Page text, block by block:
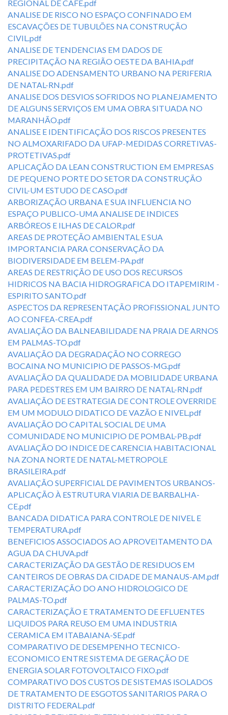
REGIONAL DE CAFE.pdf
ANALISE DE RISCO NO ESPAÇO CONFINADO EM
ESCAVAÇÕES DE TUBULÕES NA CONSTRUÇÃO
CIVIL.pdf
ANALISE DE TENDENCIAS EM DADOS DE
PRECIPITAÇÃO NA REGIÃO OESTE DA BAHIA.pdf
ANALISE DO ADENSAMENTO URBANO NA PERIFERIA
DE NATAL-RN.pdf
ANALISE DOS DESVIOS SOFRIDOS NO PLANEJAMENTO
DE ALGUNS SERVIÇOS EM UMA OBRA SITUADA NO
MARANHÃO.pdf
ANALISE E IDENTIFICAÇÃO DOS RISCOS PRESENTES
NO ALMOXARIFADO DA UFAP-MEDIDAS CORRETIVAS-
PROTETIVAS.pdf
APLICAÇÃO DA LEAN CONSTRUCTION EM EMPRESAS
DE PEQUENO PORTE DO SETOR DA CONSTRUÇÃO
CIVIL-UM ESTUDO DE CASO.pdf
ARBORIZAÇÃO URBANA E SUA INFLUENCIA NO
ESPAÇO PUBLICO-UMA ANALISE DE INDICES
ARBÓREOS E ILHAS DE CALOR.pdf
AREAS DE PROTEÇÃO AMBIENTAL E SUA
IMPORTANCIA PARA CONSERVAÇÃO DA
BIODIVERSIDADE EM BELEM-PA.pdf
AREAS DE RESTRIÇÃO DE USO DOS RECURSOS
HIDRICOS NA BACIA HIDROGRAFICA DO ITAPEMIRIM -
ESPIRITO SANTO.pdf
ASPECTOS DA REPRESENTAÇÃO PROFISSIONAL JUNTO
AO CONFEA-CREA.pdf
AVALIAÇÃO DA BALNEABILIDADE NA PRAIA DE ARNOS
EM PALMAS-TO.pdf
AVALIAÇÃO DA DEGRADAÇÃO NO CORREGO
BOCAINA NO MUNICIPIO DE PASSOS-MG.pdf
AVALIAÇÃO DA QUALIDADE DA MOBILIDADE URBANA
PARA PEDESTRES EM UM BAIRRO DE NATAL-RN.pdf
AVALIAÇÃO DE ESTRATEGIA DE CONTROLE OVERRIDE
EM UM MODULO DIDATICO DE VAZÃO E NIVEL.pdf
AVALIAÇÃO DO CAPITAL SOCIAL DE UMA
COMUNIDADE NO MUNICIPIO DE POMBAL-PB.pdf
AVALIAÇÃO DO INDICE DE CARENCIA HABITACIONAL
NA ZONA NORTE DE NATAL-METROPOLE
BRASILEIRA.pdf
AVALIAÇÃO SUPERFICIAL DE PAVIMENTOS URBANOS-
APLICAÇÃO À ESTRUTURA VIARIA DE BARBALHA-
CE.pdf
BANCADA DIDATICA PARA CONTROLE DE NIVEL E
TEMPERATURA.pdf
BENEFICIOS ASSOCIADOS AO APROVEITAMENTO DA
AGUA DA CHUVA.pdf
CARACTERIZAÇÃO DA GESTÃO DE RESIDUOS EM
CANTEIROS DE OBRAS DA CIDADE DE MANAUS-AM.pdf
CARACTERIZAÇÃO DO ANO HIDROLOGICO DE
PALMAS-TO.pdf
CARACTERIZAÇÃO E TRATAMENTO DE EFLUENTES
LIQUIDOS PARA REUSO EM UMA INDUSTRIA
CERAMICA EM ITABAIANA-SE.pdf
COMPARATIVO DE DESEMPENHO TECNICO-
ECONOMICO ENTRE SISTEMA DE GERAÇÃO DE
ENERGIA SOLAR FOTOVOLTAICO FIXO.pdf
COMPARATIVO DOS CUSTOS DE SISTEMAS ISOLADOS
DE TRATAMENTO DE ESGOTOS SANITARIOS PARA O
DISTRITO FEDERAL.pdf